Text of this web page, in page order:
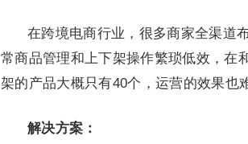
在跨境电商行业，很多商家全渠道
常商品管理和上下架操作繁琐低效，在
架的产品大概只有40个，运营的效果也
解决方案 ：